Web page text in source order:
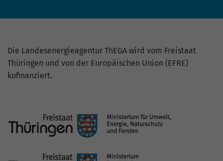
Die Landesenergieagentur ThEGA wird vom Freistaat
Thüringen und von der Europäischen Union (EFRE)
kofinanziert.